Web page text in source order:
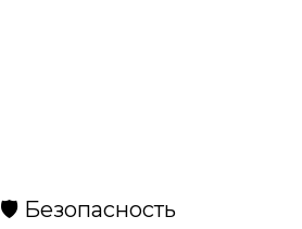
🛡️ Безопасность